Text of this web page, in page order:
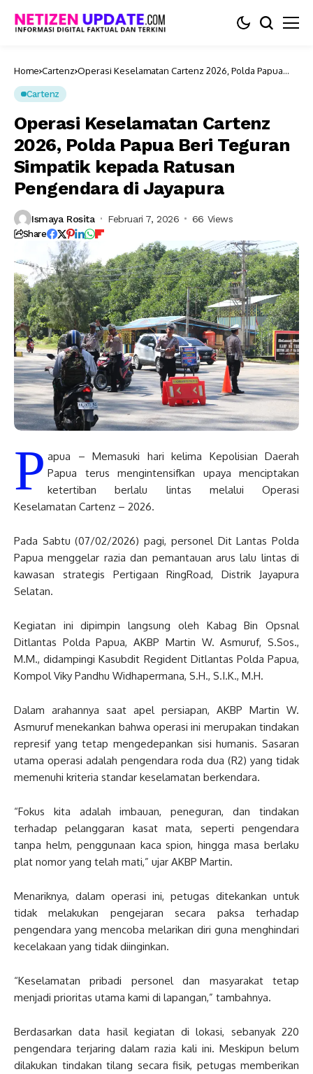
Home Cartenz Operasi Keselamatan Cartenz 2026, Polda Papua
Cartenz
Operasi Keselamatan Cartenz
2026, Polda Papua Beri Teguran
Simpatik kepada Ratusan
Pengendara di Jayapura
Ismaya Rosita Februari 7, 2026 66 Views
Share
P apua – Memasuki hari kelima Kepolisian Daerah
Papua terus mengintensifkan upaya menciptakan
ketertiban berlalu lintas melalui Operasi
Keselamatan Cartenz – 2026.
Pada Sabtu (07/02/2026) pagi, personel Dit Lantas Polda
Papua menggelar razia dan pemantauan arus lalu lintas di
kawasan strategis Pertigaan RingRoad, Distrik Jayapura
Selatan.
Kegiatan ini dipimpin langsung oleh Kabag Bin Opsnal
Ditlantas Polda Papua, AKBP Martin W. Asmuruf, S.Sos.,
M.M., didampingi Kasubdit Regident Ditlantas Polda Papua,
Kompol Viky Pandhu Widhapermana, S.H., S.I.K., M.H.
Dalam arahannya saat apel persiapan, AKBP Martin W.
Asmuruf menekankan bahwa operasi ini merupakan tindakan
represif yang tetap mengedepankan sisi humanis. Sasaran
utama operasi adalah pengendara roda dua (R2) yang tidak
memenuhi kriteria standar keselamatan berkendara.
“Fokus kita adalah imbauan, peneguran, dan tindakan
terhadap pelanggaran kasat mata, seperti pengendara
tanpa helm, penggunaan kaca spion, hingga masa berlaku
plat nomor yang telah mati,” ujar AKBP Martin.
Menariknya, dalam operasi ini, petugas ditekankan untuk
tidak melakukan pengejaran secara paksa terhadap
pengendara yang mencoba melarikan diri guna menghindari
kecelakaan yang tidak diinginkan.
“Keselamatan pribadi personel dan masyarakat tetap
menjadi prioritas utama kami di lapangan,” tambahnya.
Berdasarkan data hasil kegiatan di lokasi, sebanyak 220
pengendara terjaring dalam razia kali ini. Meskipun belum
dilakukan tindakan tilang secara fisik, petugas memberikan